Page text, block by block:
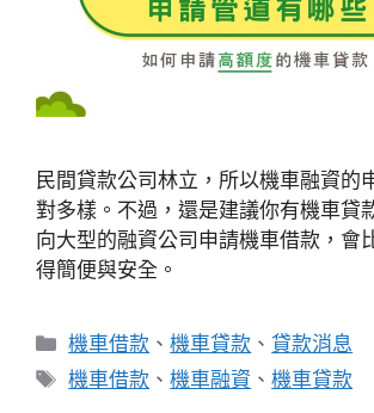
民間貸款公司林立，所以機車融資的
對多樣。不過，還是建議你有機車貸
向大型的融資公司申請機車借款，會
得簡便與安全。
分
類
機車借款 、機車貸款 、貸款消息
標
機車借款 、機車融資 、機車貸款